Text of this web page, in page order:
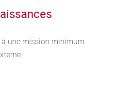
une mission minimum